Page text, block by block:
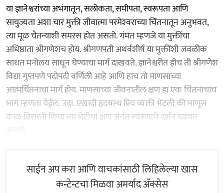
या ज्ञानेश्वरांच्या अभंगातून, सलोकता, समीपता, स्वरूपता आणि
सायुज्यता अशा चार मुक्ती जीवात्मा परमेश्‍वराच्या चिंतनातून अनुभवत,
त्या मूळ चैतन्याशी समरस होत असतो. गंमत म्हणजे या मुक्तींचा
अधिष्ठाता श्रीगणेशच होय. श्रीगणपती अथर्वशीर्ष या मुक्तींशी जवळीक
साधत मनोलय साधून घेण्याचा मार्ग दाखवते. ज्ञानेश्वरीत हीच ती श्रीगणेश
विद्या गुप्तपणे पदोपदी वर्णिली आहे आणि हाच तो माणसाच्या
आत्मचिंतनाचा मार्ग होय. माणसाच्या जीवनातील क्षण हा एक चिंतनाचाच
भाग म्हणता येईल. उदा. एखादी हृदयस्थ प्रिय व्यक्ती भेटली की माणूस
काळ विसरतो किंवा त्या भेटीचा क्षण अनंत स्वरूपाचे दर्शन घडवत
साईन अप करा आणि वाचकांसाठी लिहिलेल्या खास
कन्टेन्टचा मिळवा अमर्याद ॲक्सेस